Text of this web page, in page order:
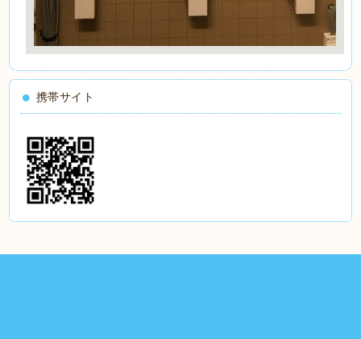
携帯サイト